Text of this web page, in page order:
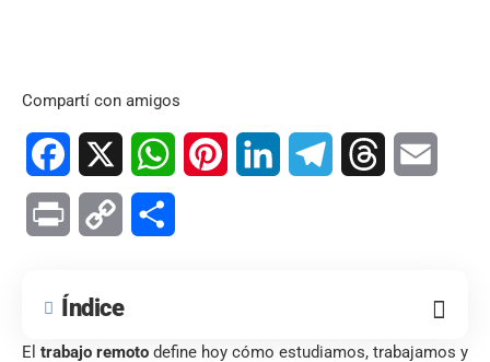
Compartí con amigos
Facebook WhatsAppPinterest LinkedIn TelegramThreads
Print Copy
Índice
El trabajo remoto define hoy cómo estudiamos, trabajamos y